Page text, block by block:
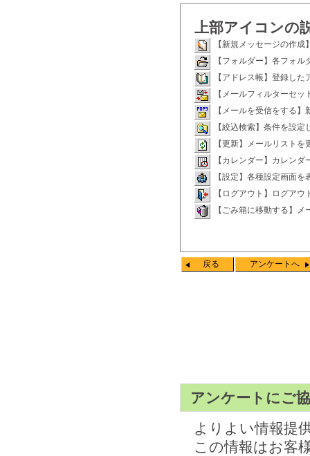
上部アイコンの
【新規メッセージの作
【フォルダー】各フォ
【アドレス帳】登録し
【メールフィルターセ
【メールを受信をする
【絞込検索】条件を設
【更新】メールリストを
【カレンダー】カレン
【設定】各種設定画面を
【ログアウト】ログアウ
【ごみ箱に移動する】
戻る アンケートへ
アンケートにご
よりよい情報提
この情報はお客